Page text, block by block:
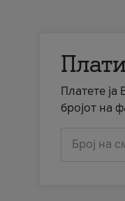
Платете
бројот на
Број на